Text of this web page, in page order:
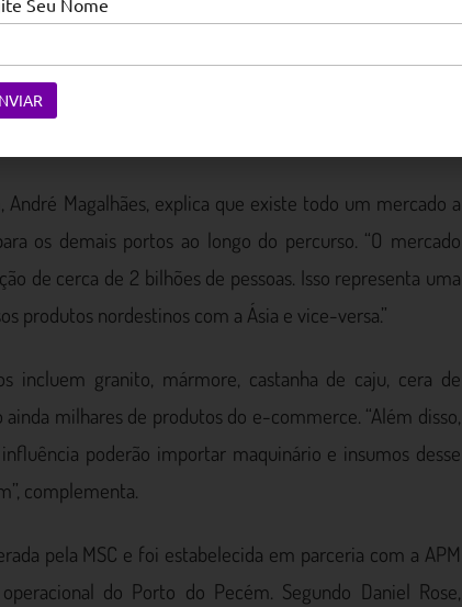
essa nova proposta, o tempo de deslocamento, que
para apenas 30 dias, tornando o Ceará ainda mais
assinala o presidente do Complexo do Pecém, Max
Magalhães, explica que existe todo um mercado a
os demais portos ao longo do percurso. “O mercado
de cerca de 2 bilhões de pessoas. Isso representa uma
produtos nordestinos com a Ásia e vice-versa.”
incluem granito, mármore, castanha de caju, cera de
milhares de produtos do e-commerce. “Além disso,
poderão importar maquinário e insumos desse
complementa.
pela MSC e foi estabelecida em parceria com a APM
do Porto do Pecém. Segundo Daniel Rose,